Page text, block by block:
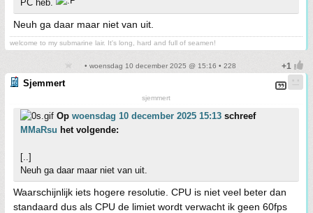
PC heb.
Neuh ga daar maar niet van uit.
welcome to my submarine lair. It's long, hard and full of seamen!
• woensdag 10 december 2025 @ 15:16 • 228
Sjemmert
sjemmert
Op woensdag 10 december 2025 15:13 schreef
MMaRsu het volgende:
[..]
Neuh ga daar maar niet van uit.
Waarschijnlijk iets hogere resolutie. CPU is niet veel beter dan
standaard dus als CPU de limiet wordt verwacht ik geen 60fps